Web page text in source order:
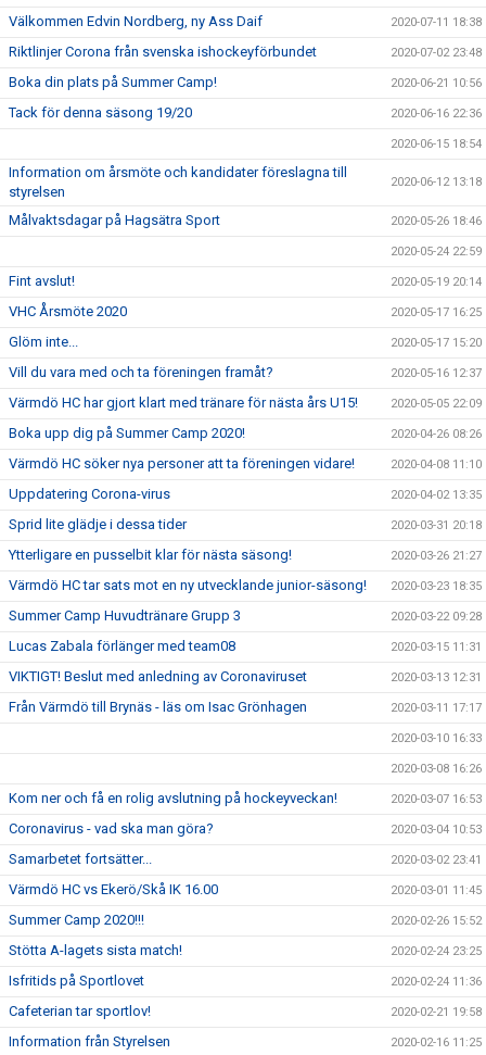
Välkommen Edvin Nordberg, ny Ass Daif 2020-07-11 18:38
Riktlinjer Corona från svenska ishockeyförbundet 2020-07-02 23:48
Boka din plats på Summer Camp! 2020-06-21 10:56
Tack för denna säsong 19/20 2020-06-16 22:36
2020-06-15 18:54
Information om årsmöte och kandidater föreslagna till
styrelsen
2020-06-12 13:18
Målvaktsdagar på Hagsätra Sport 2020-05-26 18:46
2020-05-24 22:59
Fint avslut! 2020-05-19 20:14
VHC Årsmöte 2020 2020-05-17 16:25
Glöm inte... 2020-05-17 15:20
Vill du vara med och ta föreningen framåt? 2020-05-16 12:37
Värmdö HC har gjort klart med tränare för nästa års U15! 2020-05-05 22:09
Boka upp dig på Summer Camp 2020! 2020-04-26 08:26
Värmdö HC söker nya personer att ta föreningen vidare! 2020-04-08 11:10
Uppdatering Corona-virus 2020-04-02 13:35
Sprid lite glädje i dessa tider 2020-03-31 20:18
Ytterligare en pusselbit klar för nästa säsong! 2020-03-26 21:27
Värmdö HC tar sats mot en ny utvecklande junior-säsong! 2020-03-23 18:35
Summer Camp Huvudtränare Grupp 3 2020-03-22 09:28
Lucas Zabala förlänger med team08 2020-03-15 11:31
VIKTIGT! Beslut med anledning av Coronaviruset 2020-03-13 12:31
Från Värmdö till Brynäs - läs om Isac Grönhagen 2020-03-11 17:17
2020-03-10 16:33
2020-03-08 16:26
Kom ner och få en rolig avslutning på hockeyveckan! 2020-03-07 16:53
Coronavirus - vad ska man göra? 2020-03-04 10:53
Samarbetet fortsätter... 2020-03-02 23:41
Värmdö HC vs Ekerö/Skå IK 16.00 2020-03-01 11:45
Summer Camp 2020!!! 2020-02-26 15:52
Stötta A-lagets sista match! 2020-02-24 23:25
Isfritids på Sportlovet 2020-02-24 11:36
Cafeterian tar sportlov! 2020-02-21 19:58
Information från Styrelsen 2020-02-16 11:25